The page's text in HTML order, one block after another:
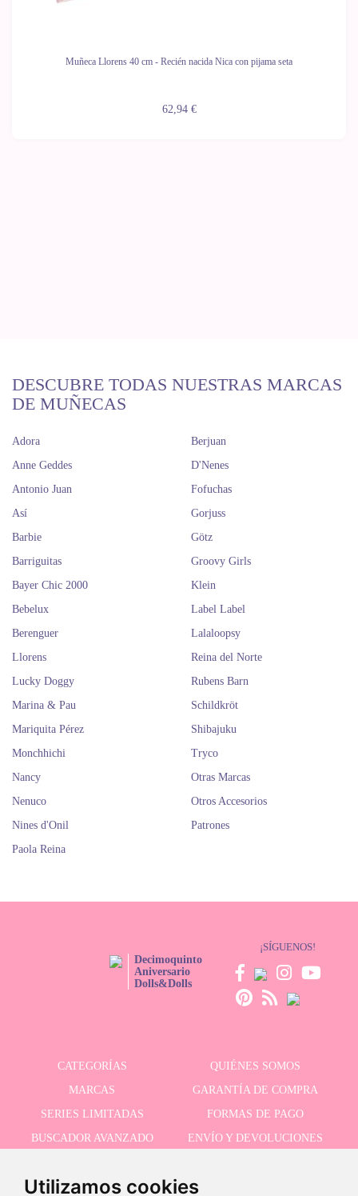
Utilizamos cookies
Muñeca Llorens 40 cm - Recién nacida Nica con pijama seta
62,94 €
DESCUBRE TODAS NUESTRAS MARCAS
DE MUÑECAS
Adora
Anne Geddes
Antonio Juan
Así
Barbie
Barriguitas
Bayer Chic 2000
Bebelux
Berenguer
Berjuan
D'Nenes
Fofuchas
Gorjuss
Götz
Groovy Girls
Klein
Label Label
Lalaloopsy
Llorens
Lucky Doggy
Marina & Pau
Mariquita Pérez
Monchhichi
Nancy
Nenuco
Nines d'Onil
Paola Reina
Reina del Norte
Rubens Barn
Schildkröt
Shibajuku
Tryco
Otras Marcas
Otros Accesorios
Patrones
Decimoquinto
Aniversario
Dolls&Dolls
¡SÍGUENOS!
CATEGORÍAS
QUIÉNES SOMOS
MARCAS
GARANTÍA DE COMPRA
SERIES LIMITADAS
FORMAS DE PAGO
BUSCADOR AVANZADO
ENVÍO Y DEVOLUCIONES